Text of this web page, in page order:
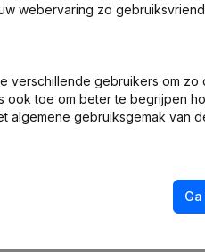
…) - Wijziging
webervaring zo
verschillende gebruikers om zo
ook toe om beter te begrijpen
algemene gebruiksgemak van